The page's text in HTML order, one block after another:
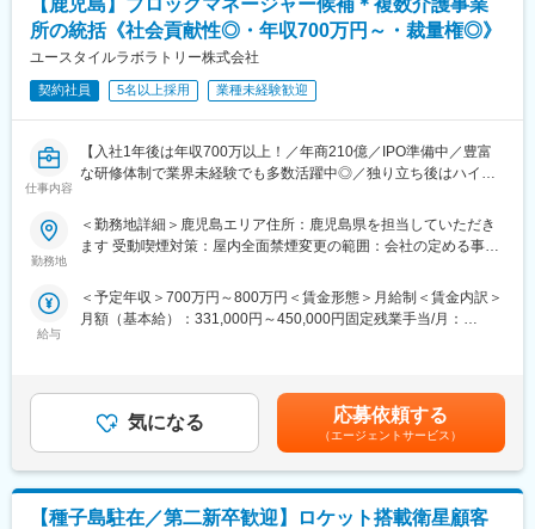
・作業計画書および安全作業手順書の承認・レビュー
・打ち上げ後のレビュー会議およびPDCA推進
・JAXA（宇宙航空研究開発機構）および関連部門との技術調整、
安全審査会議などへの対応
・ロケット打ち上げ作業および打ち上げ準備作業
・ロケット打ち上げに使用する設備の保全作業
変更の範囲：会社の定める業務
原則として、種子島宇宙センター内の事務所勤務となります。
業務は、ロケットの打ち上げおよび設備保全、打ち上げ計画、作
業管理（トラブルシューティングを含む）が中心です。
また、各作業が確実に実施されたかを確認し、次工程や打ち上げ
へ移行できるかの評価・判断・課題解決を行います。
さらに、現場作業が安全に遂行できるよう、巡回や是正対応を行
うことも重要な業務です。
■業務の魅力
電気・機構推進・計画チームが一丸となってロケット打ち上げ業
ちろん、地域の皆様やロケットを応援してくださる多くの方々と
喜びを分かち合うことができます。
です。
【鹿児島】ブロックマネージャー候補＊複数介護事業
所の統括《社会貢献性◎・年収700万円～・裁量権◎》
ユースタイルラボラトリー株式会社
契約社員 5名以上採用 業種未経験歓迎
仕事内容
【入社1年後は年収700万以上！／年商210億／IPO準備中／豊富
な研修体制で業界未経験でも多数活躍中◎／独り立ち後はハイブ
重度障害のある方や高齢者の方等に医療的ケアサービスを行う訪
ジャー候補を募集します。
★下記インタビューをぜひご覧ください！
・部門の運営、売上管理
・営業活動
・サービス提供管理・保守
・ご利用者様やご家族へのヒアリング、サービス設計・立上げ
・ケアマネージャーや医療機関、福祉事業所、行政等との調整
・スタッフの採用・指導・育成
勤務地
＜勤務地詳細＞鹿児島エリア住所：鹿児島県を担当していただき
ます 受動喫煙対策：屋内全面禁煙変更の範囲：会社の定める事業
給与
＜予定年収＞700万円～800万円＜賃金形態＞月給制＜賃金内訳＞
月額（基本給）：331,000円～450,000円固定残業手当/月：
有■賞与：年2回※前職給与を考慮※経験・スキル・スタートポジシ
ョンにおいて異なる※評価により昇格・昇給あり※エリアにより地
域加算手当分が異なる※時間外手当は別途全額支給賃金はあくまで
も目安の金額であり、選考を通じて上下する可能性があります。
月給(月額)は固定手当を含めた表記です。
気になる 応募依頼する
（エージェントサービス）
【種子島駐在／第二新卒歓迎】ロケット搭載衛星顧客